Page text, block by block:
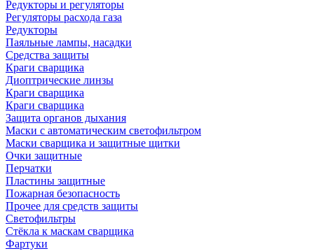
Редукторы и регуляторы
Регуляторы расхода газа
Редукторы
Паяльные лампы, насадки
Средства защиты
Краги сварщика
Диоптрические линзы
Краги сварщика
Краги сварщика
Защита органов дыхания
Маски с автоматическим светофильтром
Маски сварщика и защитные щитки
Очки защитные
Перчатки
Пластины защитные
Пожарная безопасность
Прочее для средств защиты
Светофильтры
Стёкла к маскам сварщика
Фартуки